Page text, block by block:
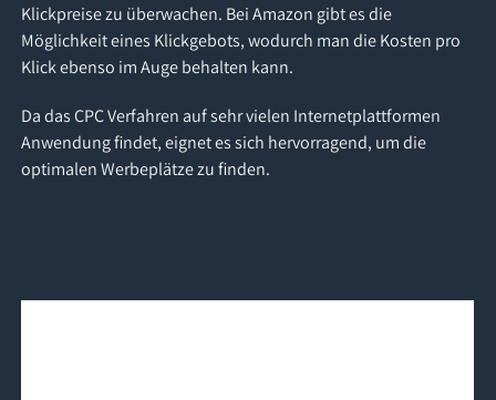
Klickpreise zu überwachen. Bei Amazon gibt es die
Möglichkeit eines Klickgebots, wodurch man die Kosten pro
Klick ebenso im Auge behalten kann.
Da das CPC Verfahren auf sehr vielen Internetplattformen
Anwendung findet, eignet es sich hervorragend, um die
optimalen Werbeplätze zu finden.